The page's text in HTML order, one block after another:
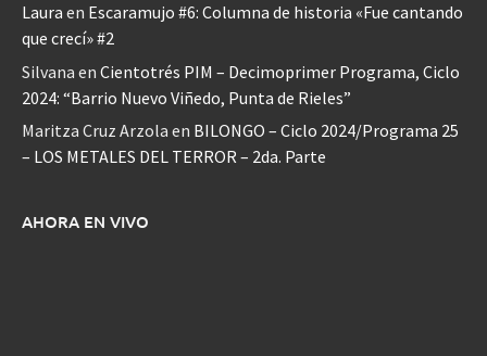
Laura en Escaramujo #6: Columna de historia «Fue cantando
que crecí» #2
Silvana en Cientotrés PIM – Decimoprimer Programa, Ciclo
2024: “Barrio Nuevo Viñedo, Punta de Rieles”
Maritza Cruz Arzola en BILONGO – Ciclo 2024/Programa 25
– LOS METALES DEL TERROR – 2da. Parte
AHORA EN VIVO